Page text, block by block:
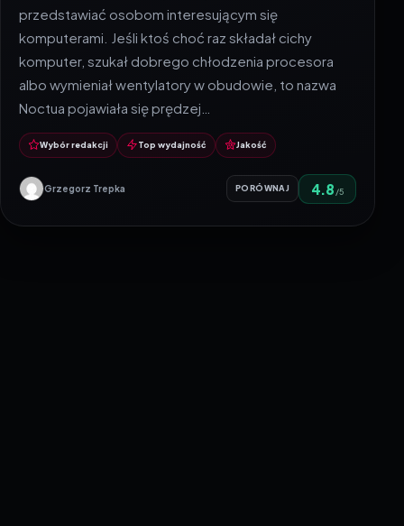
przedstawiać osobom interesującym się
komputerami. Jeśli ktoś choć raz składał cichy
komputer, szukał dobrego chłodzenia procesora
albo wymieniał wentylatory w obudowie, to nazwa
Noctua pojawiała się prędzej…
Wybór redakcji Top wydajność Jakość
Grzegorz Trepka PORÓWNAJ 4.8 /5